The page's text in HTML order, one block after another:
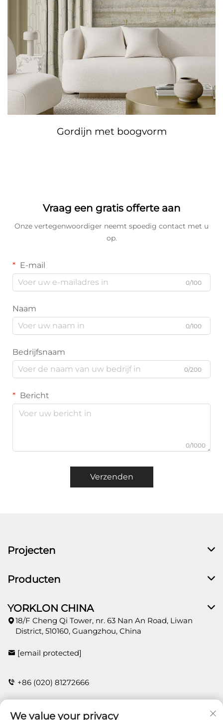
Gordijn met boogvorm
Vraag een gratis offerte aan
Onze vertegenwoordiger neemt spoedig contact met u
op.
E-mail
0/100
Naam
0/100
Bedrijfsnaam
0/200
Bericht
0/1000
Verzenden
Projecten
Producten
YORKLON CHINA
18/F Cheng Qi Tower, nr. 63 Nan An Road, Liwan
District, 510160, Guangzhou, China
[email protected]
+86 (020) 81272666
We value your privacy